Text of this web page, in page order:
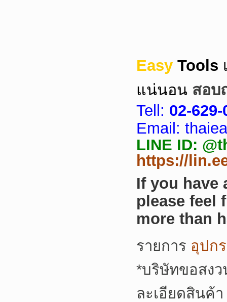
Easy Tools
แน่นอน สอบ
Tell: 02-629-
Email:
LINE ID:
https://
If you have
please feel
more than
รายการ อุปก
*บริษัทขอสงว
ละเอียดสินค้